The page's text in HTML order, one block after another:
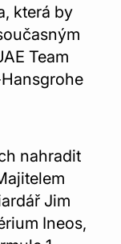
která by
Team
nahradit
Jim
Ineos,